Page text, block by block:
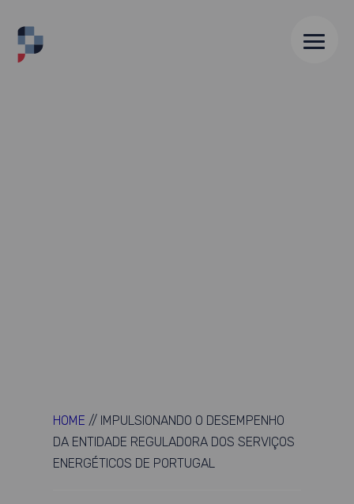
HOME // IMPULSIONANDO O DESEMPENHO
DA ENTIDADE REGULADORA DOS SERVIÇOS
ENERGÉTICOS DE PORTUGAL